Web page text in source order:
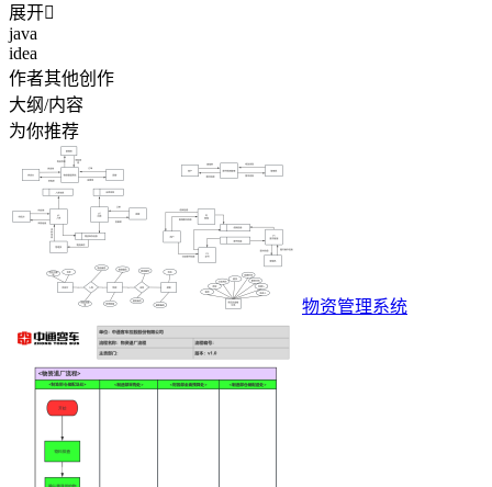
展开
java
idea
作者其他创作
大纲/内容
为你推荐
物资管理系统